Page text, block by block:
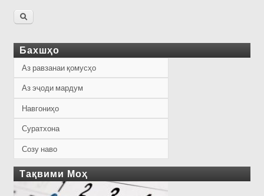
Бахшҳо
Аз равзанаи қомусҳо
Аз эҷоди мардум
Навгониҳо
Суратхона
Созу наво
Тақвими Моҳ